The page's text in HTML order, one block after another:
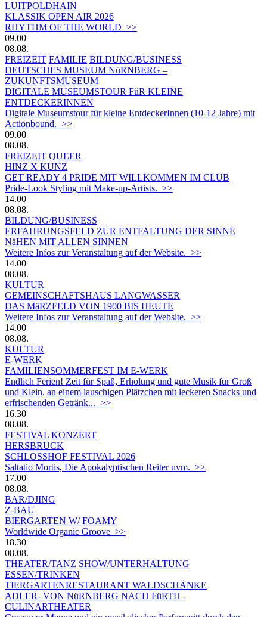
LUITPOLDHAIN
KLASSIK OPEN AIR 2026
RHYTHM OF THE WORLD >>
09.00
08.08.
FREIZEIT FAMILIE BILDUNG/BUSINESS
DEUTSCHES MUSEUM NüRNBERG –
ZUKUNFTSMUSEUM
DIGITALE MUSEUMSTOUR FüR KLEINE
ENTDECKERINNEN
Digitale Museumstour für kleine EntdeckerInnen (10-12 Jahre) mit
Actionbound. >>
09.00
08.08.
FREIZEIT QUEER
HINZ X KUNZ
GET READY 4 PRIDE MIT WILLKOMMEN IM CLUB
Pride-Look Styling mit Make-up-Artists. >>
14.00
08.08.
BILDUNG/BUSINESS
ERFAHRUNGSFELD ZUR ENTFALTUNG DER SINNE
NäHEN MIT ALLEN SINNEN
Weitere Infos zur Veranstaltung auf der Website. >>
14.00
08.08.
KULTUR
GEMEINSCHAFTSHAUS LANGWASSER
DAS MäRZFELD VON 1900 BIS HEUTE
Weitere Infos zur Veranstaltung auf der Website. >>
14.00
08.08.
KULTUR
E-WERK
FAMILIENSOMMERFEST IM E-WERK
Endlich Ferien! Zeit für Spaß, Erholung und gute Musik für Groß
und Klein, an einem lauschigen Plätzchen mit leckeren Snacks und
erfrischenden Getränk... >>
16.30
08.08.
FESTIVAL KONZERT
HERSBRUCK
SCHLOSSHOF FESTIVAL 2026
Saltatio Mortis, Die Apokalyptischen Reiter uvm. >>
17.00
08.08.
BAR/DJING
Z-BAU
BIERGARTEN W/ FOAMY
Worldwide Organic Groove >>
18.30
08.08.
THEATER/TANZ SHOW/UNTERHALTUNG
ESSEN/TRINKEN
TIERGARTEN­RESTAURANT WALDSCHÄNKE
ADLER- VON NüRNBERG NACH FüRTH -
CULINARTHEATER